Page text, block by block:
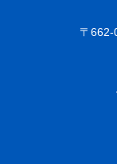
〒662-